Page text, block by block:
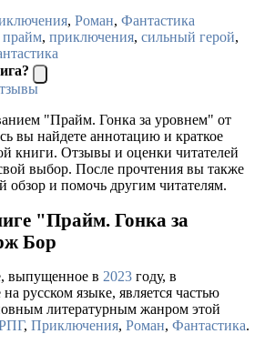
, Роман, Фантастика
прайм, приключения, сильный герой,
"Прайм. Гонка за уровнем" от
вы найдете аннотацию и краткое
книги. Отзывы и оценки читателей
выбор. После прочтения вы также
обзор и помочь другим читателям.
"Прайм. Гонка за
Бор
выпущенное в 2023 году, в
русском языке, является частью
литературным жанром этой
, Приключения, Роман, Фантастика.